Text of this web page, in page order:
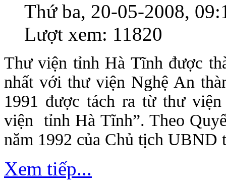
Thứ ba, 20-05-2008,
Lượt xem: 11820
Thư viện tỉnh Hà Tĩnh được
nhất với thư viện Nghệ An
1991 được tách ra từ thư
viện tỉnh Hà Tĩnh”. Theo
năm 1992 của Chủ tịch UBND
Xem tiếp...